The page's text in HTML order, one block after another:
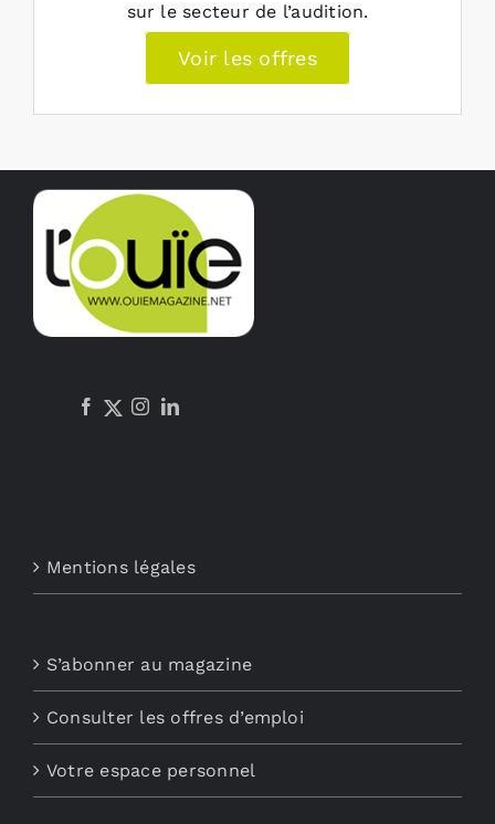
sur le secteur de l’audition.
Voir les offres
Mentions légales
S’abonner au magazine
Consulter les offres d’emploi
Votre espace personnel